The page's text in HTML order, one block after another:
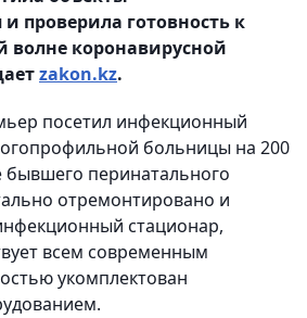
проверила готовность к
коронавирусной
zakon.kz.
посетил инфекционный
больницы на 200
бывшего перинатального
отремонтировано и
стационар,
всем современным
укомплектован